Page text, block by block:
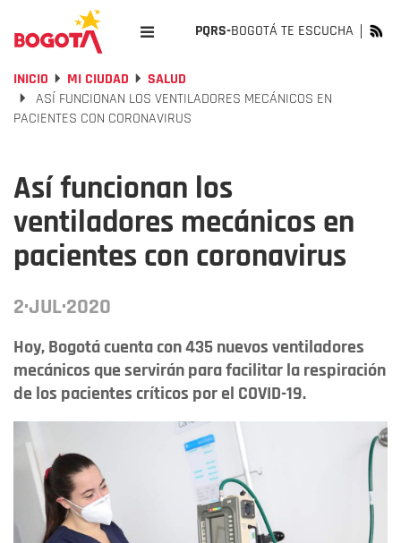
PQRS-BOGOTÁ TE ESCUCHA
INICIO MI CIUDAD
SALUD
ASÍ FUNCIONAN LOS VENTILADORES MECÁNICOS EN
PACIENTES CON CORONAVIRUS
Así funcionan los
ventiladores mecánicos en
pacientes con coronavirus
2·JUL·2020
Hoy, Bogotá cuenta con 435 nuevos ventiladores
mecánicos que servirán para facilitar la respiración
de los pacientes críticos por el COVID-19.